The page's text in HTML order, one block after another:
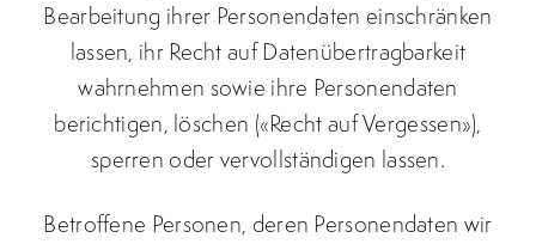
Bearbeitung ihrer Personendaten einschränken
lassen, ihr Recht auf Datenübertragbarkeit
wahrnehmen sowie ihre Personendaten
berichtigen, löschen («Recht auf Vergessen»),
sperren oder vervollständigen lassen.
Betroffene Personen, deren Personendaten wir